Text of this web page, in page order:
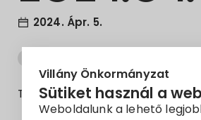
Villány Önkormányzat
Sütiket használ a
Weboldalunk a lehető
2024. Ápr. 5.
Tisztelt Lakosság!